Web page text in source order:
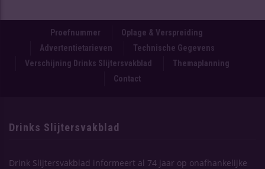
Proefnummer
Oplage & Verspreiding
Advertentietarieven
Technische Gegevens
Verschijning Drinks Slijtersvakblad
Themaplanning
Contact
Drinks Slijtersvakblad
Drink Slijtersvakblad informeert al 74 jaar op onafhankelijke